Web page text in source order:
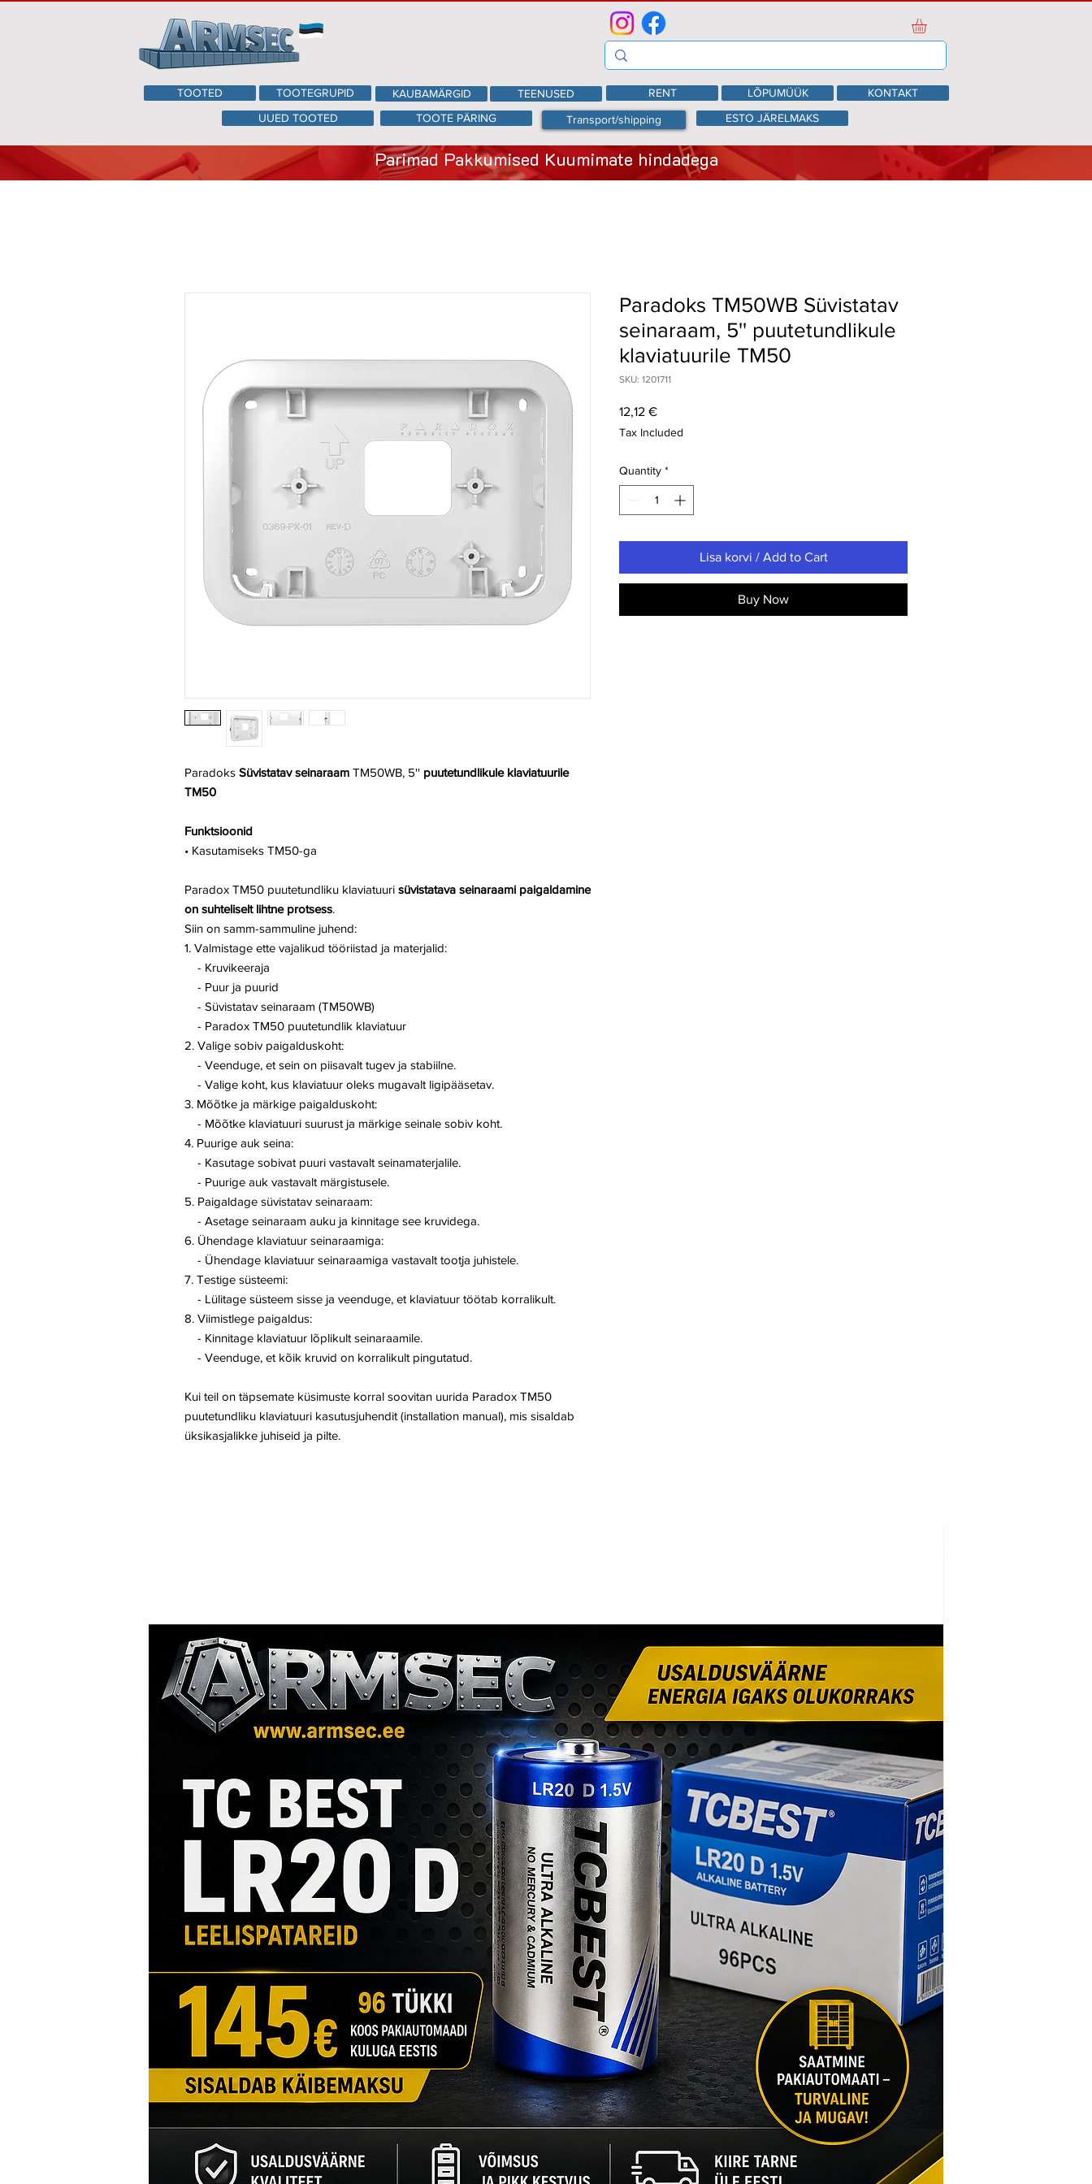
TOOTED
TOOTEGRUPID
UUED TOOTED
KAUBAMÄRGID TEENUSED RENT LÕPUMÜÜK
KONTAKT
TOOTE PÄRING
Transport/shipping ESTO JÄRELMAKS
Parimad Pakkumised Kuumimate hindadega
Paradoks Süvistatav seinaraam TM50WB, 5'' puutetundlikule klaviatuurile
TM50
Funktsioonid
• Kasutamiseks TM50-ga
Paradox TM50 puutetundliku klaviatuuri süvistatava seinaraami paigaldamine
on suhteliselt lihtne protsess.
Siin on samm-sammuline juhend:
1. Valmistage ette vajalikud tööriistad ja materjalid:
- Kruvikeeraja
- Puur ja puurid
- Süvistatav seinaraam (TM50WB)
- Paradox TM50 puutetundlik klaviatuur
2. Valige sobiv paigalduskoht:
- Veenduge, et sein on piisavalt tugev ja stabiilne.
- Valige koht, kus klaviatuur oleks mugavalt ligipääsetav.
3. Mõõtke ja märkige paigalduskoht:
- Mõõtke klaviatuuri suurust ja märkige seinale sobiv koht.
4. Puurige auk seina:
- Kasutage sobivat puuri vastavalt seinamaterjalile.
- Puurige auk vastavalt märgistusele.
5. Paigaldage süvistatav seinaraam:
- Asetage seinaraam auku ja kinnitage see kruvidega.
6. Ühendage klaviatuur seinaraamiga:
- Ühendage klaviatuur seinaraamiga vastavalt tootja juhistele.
7. Testige süsteemi:
- Lülitage süsteem sisse ja veenduge, et klaviatuur töötab korralikult.
8. Viimistlege paigaldus:
- Kinnitage klaviatuur lõplikult seinaraamile.
- Veenduge, et kõik kruvid on korralikult pingutatud.
Kui teil on täpsemate küsimuste korral soovitan uurida Paradox TM50
puutetundliku klaviatuuri kasutusjuhendit (installation manual), mis sisaldab
üksikasjalikke juhiseid ja pilte.
Paradoks TM50WB Süvistatav
seinaraam, 5'' puutetundlikule
klaviatuurile TM50
SKU: 1201711
12,12 €Price
Tax Included
Quantity *
Lisa korvi / Add to Cart
Buy Now